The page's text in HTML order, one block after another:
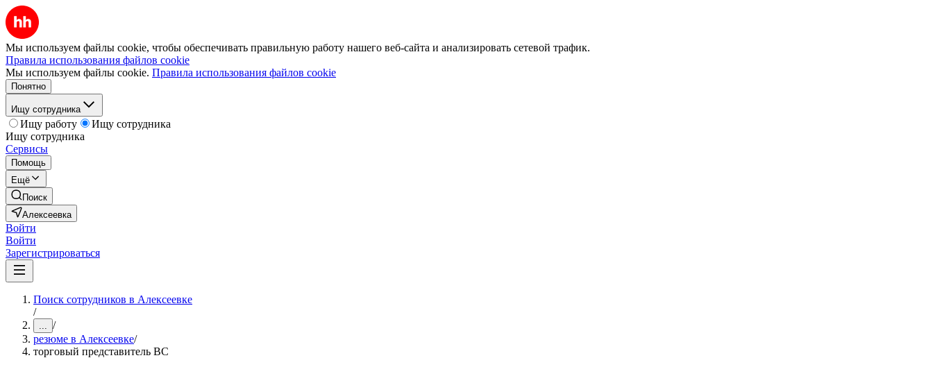
Мы используем файлы cookie, чтобы обеспечивать правильную работу нашего веб-сайта и анализировать сетевой трафик.
Правила использования файлов cookie
Мы используем файлы cookie. Правила использования файлов cookie
Понятно
Ищу сотрудника
Ищу работу
Ищу сотрудника
Ищу сотрудника
Сервисы
Помощь
Ещё
Поиск
Алексеевка
Войти
Войти
Зарегистрироваться
Поиск сотрудников в Алексеевке
/
... /
резюме в Алексеевке/
торговый представитель BC